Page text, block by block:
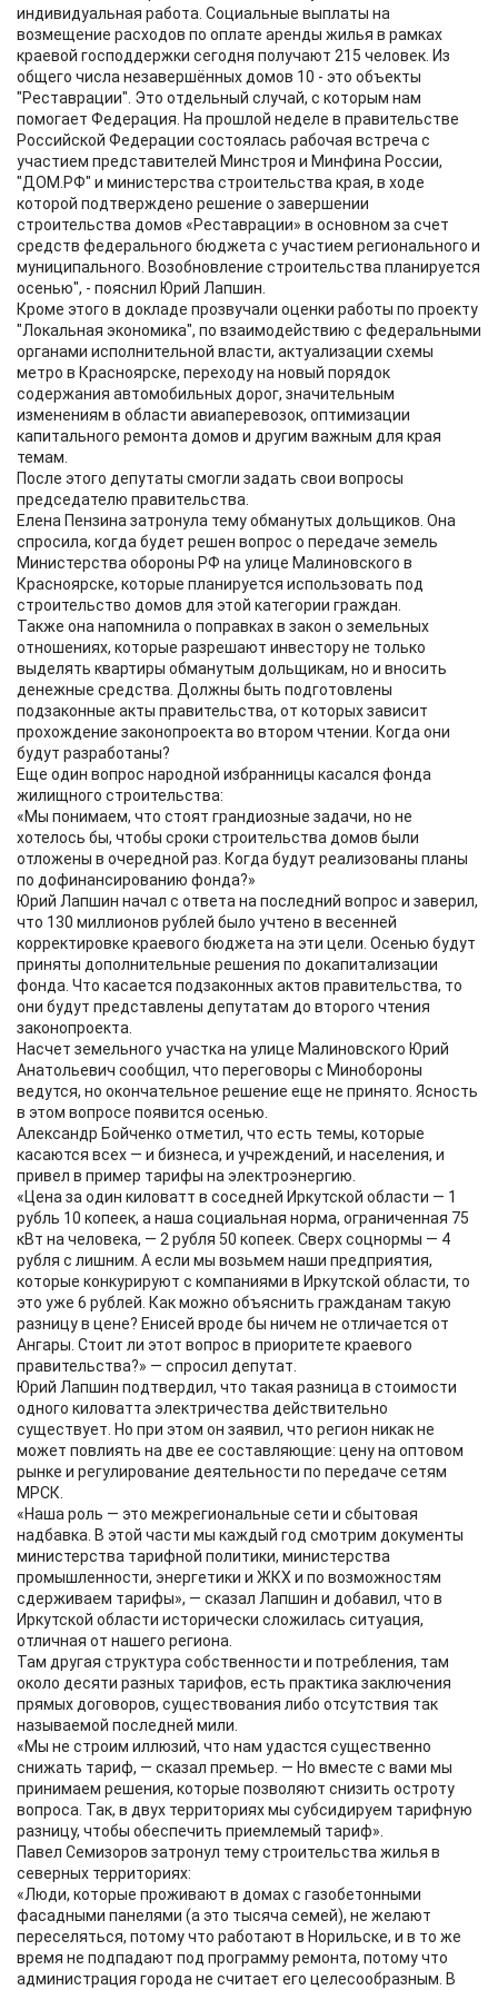
индивидуальная работа. Социальные выплаты на
возмещение расходов по оплате аренды жилья в рамках
краевой господдержки сегодня получают 215 человек. Из
общего числа незавершённых домов 10 - это объекты
"Реставрации". Это отдельный случай, с которым нам
помогает Федерация. На прошлой неделе в правительстве
Российской Федерации состоялась рабочая встреча с
участием представителей Минстроя и Минфина России,
"ДОМ.РФ" и министерства строительства края, в ходе
которой подтверждено решение о завершении
строительства домов «Реставрации» в основном за счет
средств федерального бюджета с участием регионального и
муниципального. Возобновление строительства планируется
осенью", - пояснил Юрий Лапшин.
Кроме этого в докладе прозвучали оценки работы по проекту
"Локальная экономика", по взаимодействию с федеральными
органами исполнительной власти, актуализации схемы
метро в Красноярске, переходу на новый порядок
содержания автомобильных дорог, значительным
изменениям в области авиаперевозок, оптимизации
капитального ремонта домов и другим важным для края
темам.
После этого депутаты смогли задать свои вопросы
председателю правительства.
Елена Пензина затронула тему обманутых дольщиков. Она
спросила, когда будет решен вопрос о передаче земель
Министерства обороны РФ на улице Малиновского в
Красноярске, которые планируется использовать под
строительство домов для этой категории граждан.
Также она напомнила о поправках в закон о земельных
отношениях, которые разрешают инвестору не только
выделять квартиры обманутым дольщикам, но и вносить
денежные средства. Должны быть подготовлены
подзаконные акты правительства, от которых зависит
прохождение законопроекта во втором чтении. Когда они
будут разработаны?
Еще один вопрос народной избранницы касался фонда
жилищного строительства:
«Мы понимаем, что стоят грандиозные задачи, но не
хотелось бы, чтобы сроки строительства домов были
отложены в очередной раз. Когда будут реализованы планы
по дофинансированию фонда?»
Юрий Лапшин начал с ответа на последний вопрос и заверил,
что 130 миллионов рублей было учтено в весенней
корректировке краевого бюджета на эти цели. Осенью будут
приняты дополнительные решения по докапитализации
фонда. Что касается подзаконных актов правительства, то
они будут представлены депутатам до второго чтения
законопроекта.
Насчет земельного участка на улице Малиновского Юрий
Анатольевич сообщил, что переговоры с Минобороны
ведутся, но окончательное решение еще не принято. Ясность
в этом вопросе появится осенью.
Александр Бойченко отметил, что есть темы, которые
касаются всех — и бизнеса, и учреждений, и населения, и
привел в пример тарифы на электроэнергию.
«Цена за один киловатт в соседней Иркутской области — 1
рубль 10 копеек, а наша социальная норма, ограниченная 75
кВт на человека, — 2 рубля 50 копеек. Сверх соцнормы — 4
рубля с лишним. А если мы возьмем наши предприятия,
которые конкурируют с компаниями в Иркутской области, то
это уже 6 рублей. Как можно объяснить гражданам такую
разницу в цене? Енисей вроде бы ничем не отличается от
Ангары. Стоит ли этот вопрос в приоритете краевого
правительства?» — спросил депутат.
Юрий Лапшин подтвердил, что такая разница в стоимости
одного киловатта электричества действительно
существует. Но при этом он заявил, что регион никак не
может повлиять на две ее составляющие: цену на оптовом
рынке и регулирование деятельности по передаче сетям
МРСК.
«Наша роль — это межрегиональные сети и сбытовая
надбавка. В этой части мы каждый год смотрим документы
министерства тарифной политики, министерства
промышленности, энергетики и ЖКХ и по возможностям
сдерживаем тарифы», — сказал Лапшин и добавил, что в
Иркутской области исторически сложилась ситуация,
отличная от нашего региона.
Там другая структура собственности и потребления, там
около десяти разных тарифов, есть практика заключения
прямых договоров, существования либо отсутствия так
называемой последней мили.
«Мы не строим иллюзий, что нам удастся существенно
снижать тариф, — сказал премьер. — Но вместе с вами мы
принимаем решения, которые позволяют снизить остроту
вопроса. Так, в двух территориях мы субсидируем тарифную
разницу, чтобы обеспечить приемлемый тариф».
Павел Семизоров затронул тему строительства жилья в
северных территориях:
«Люди, которые проживают в домах с газобетонными
фасадными панелями (а это тысяча семей), не желают
переселяться, потому что работают в Норильске, и в то же
время не подпадают под программу ремонта, потому что
администрация города не считает его целесообразным. В